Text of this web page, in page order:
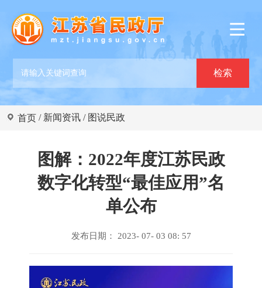
首页 / 新闻资讯 / 图说民政
图解：2022年度江苏民政
数字化转型“最佳应用”名
单公布
发布日期： 2023- 07- 03 08: 57